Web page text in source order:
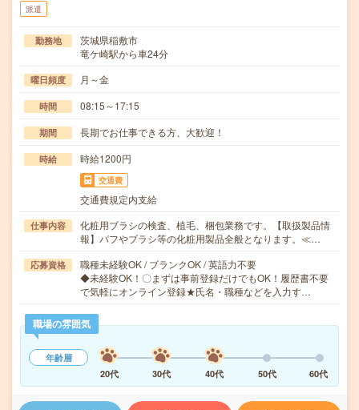
派遣
勤務地
茨城県稲敷市
竜ケ崎駅から車24分
曜日頻度 月～金
時間 08:15～17:15
期間 長期でお仕事できる方、大歓迎！
時給 時給1200円
交通費
交通費規定内支給
仕事内容
化粧用ブラシの検査、植毛、梱包業務です。【取扱製品情
報】パフやブラシ等の化粧用製品全般となります。≪…
応募資格
職種未経験OK / ブランクOK / 英語力不要
◆未経験OK！〇まずは事前登録だけでもOK！履歴書不要
で気軽にオンライン登録★氏名・職種などを入力す…
職場の雰囲気
年齢層
20代
30代 40代 50代 60代